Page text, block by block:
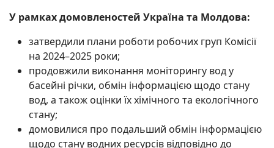
У рамках домовленостей Україна та Молдова:
затвердили плани роботи робочих груп Комісії
на 2024–2025 роки;
продовжили виконання моніторингу вод у
басейні річки, обмін інформацією щодо стану
вод, а також оцінки їх хімічного та екологічного
стану;
домовилися про подальший обмін інформацією
щодо стану водних ресурсів відповідно до